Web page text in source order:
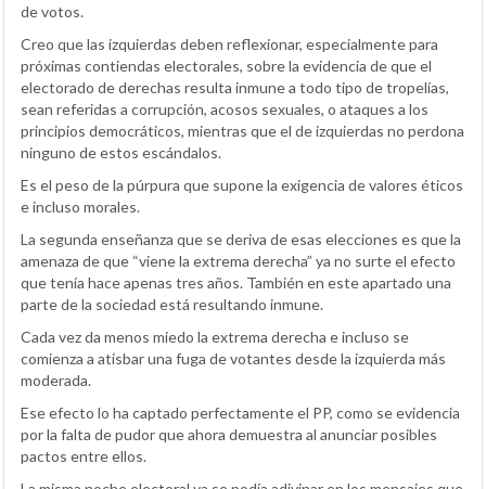
de votos.
Creo que las izquierdas deben reflexionar, especialmente para
próximas contiendas electorales, sobre la evidencia de que el
electorado de derechas resulta inmune a todo tipo de tropelías,
sean referidas a corrupción, acosos sexuales, o ataques a los
principios democráticos, mientras que el de izquierdas no perdona
ninguno de estos escándalos.
Es el peso de la púrpura que supone la exigencia de valores éticos
e incluso morales.
La segunda enseñanza que se deriva de esas elecciones es que la
amenaza de que “viene la extrema derecha” ya no surte el efecto
que tenía hace apenas tres años. También en este apartado una
parte de la sociedad está resultando inmune.
Cada vez da menos miedo la extrema derecha e incluso se
comienza a atisbar una fuga de votantes desde la izquierda más
moderada.
Ese efecto lo ha captado perfectamente el PP, como se evidencia
por la falta de pudor que ahora demuestra al anunciar posibles
pactos entre ellos.